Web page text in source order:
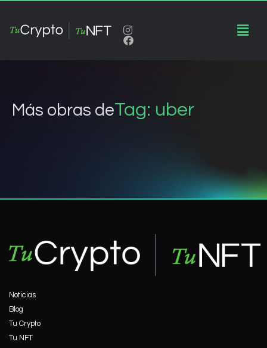
Más obras deTag: uber
Noticias
Blog
Tu Crypto
Tu NFT